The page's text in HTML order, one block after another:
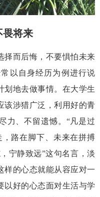
畏将来
而后悔，不要惧怕未来
以自身经历为例进行说
划地去做事情。在大学生
该涉猎广泛，利用好的青
力、不留遗憾。 “凡是过
路在脚下、未来在拼搏
， 宁静致远”这句名言，淡
样的心态就能从容应对一
以好的心态面对生活与学